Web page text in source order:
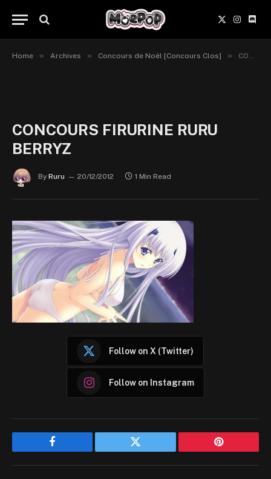
X
(Twitter)
Home » Archives » Concours de Noël [Concours Clos] » CONCOURS FIRURINE RURU BERRYZ
CONCOURS FIRURINE RURU
BERRYZ
By Ruru 20/12/2012 1 Min Read
Follow on X (Twitter)
Follow on Instagram
Facebook Twitter Pinterest